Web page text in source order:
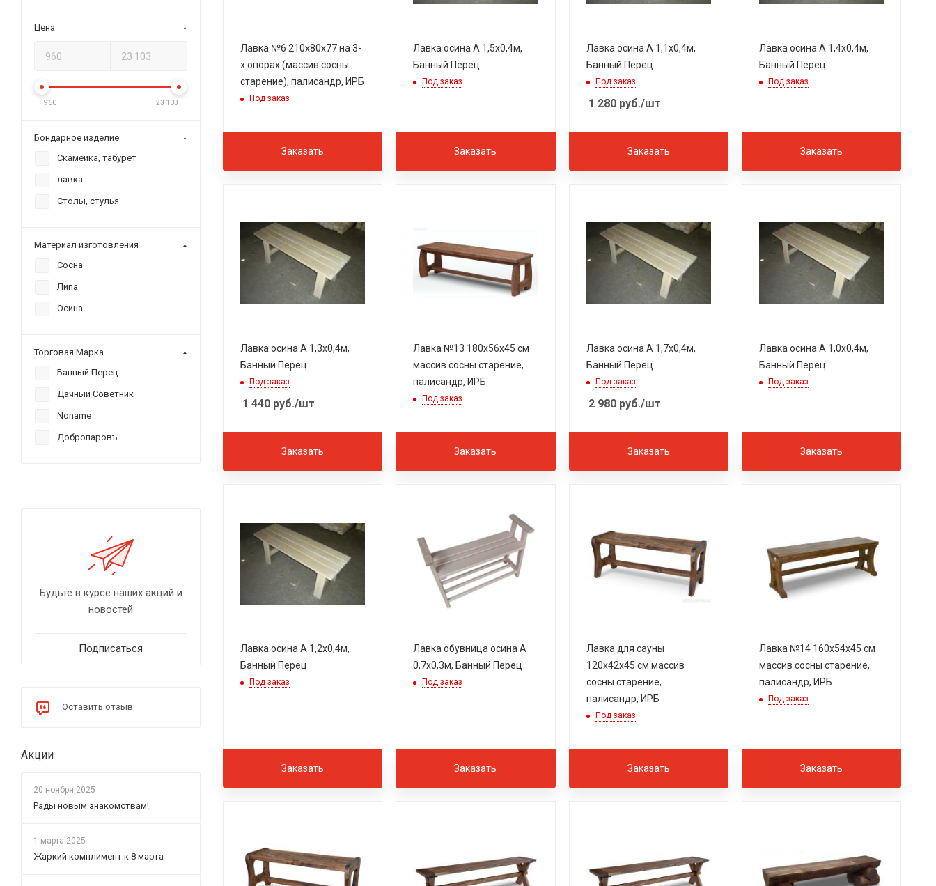
Лавка №6 210х80х77 на 3-
х опорах (массив сосны
старение), палисандр, ИРБ
Под заказ
Заказать
Лавка осина А 1,5х0,4м,
Банный Перец
Под заказ
Заказать
Лавка осина А 1,1х0,4м,
Банный Перец
Под заказ
1 280руб./шт
Заказать
Лавка осина А 1,4х0,4м,
Банный Перец
Под заказ
Заказать
Лавка осина А 1,3х0,4м,
Банный Перец
Под заказ
1 440 руб./шт
Заказать
Лавка №13 180х56х45 см
массив сосны старение,
палисандр, ИРБ
Под заказ
Заказать
Лавка осина А 1,7х0,4м,
Банный Перец
Под заказ
2 980руб./шт
Заказать
Лавка осина А 1,0х0,4м,
Банный Перец
Под заказ
Заказать
Лавка осина А 1,2х0,4м,
Банный Перец
Под заказ
Заказать
Лавка обувница осина А
0,7х0,3м, Банный Перец
Под заказ
Заказать
Лавка для сауны
120х42х45 см массив
сосны старение,
палисандр, ИРБ
Под заказ
Заказать
Лавка №14 160х54х45 см
массив сосны старение,
палисандр, ИРБ
Под заказ
Заказать
Цена
960 23 103
Бондарное изделие
Скамейка, табурет
лавка
Столы, стулья
Материал изготовления
Сосна
Липа
Осина
Торговая Марка
Банный Перец
Дачный Советник
Noname
Добропаровъ
Будьте в курсе наших акций и
новостей
Подписаться
Оставить отзыв
Акции
20 ноября 2025
Рады новым знакомствам!
1 марта 2025
Жаркий комплимент к 8 марта